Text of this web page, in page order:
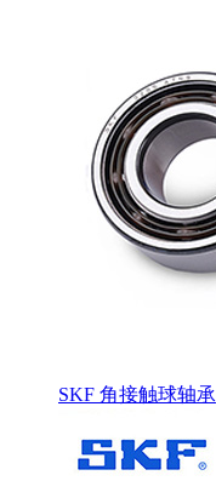
SKF 角接触球轴承